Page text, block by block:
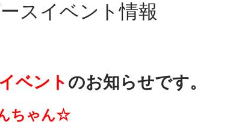
スイベント情報
ベント のお知らせです。
ちゃん☆